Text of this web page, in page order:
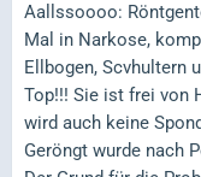
Aallssoooo:
Mal in Narkose,
Ellbogen, Scvhultern
Top!!! Sie ist frei von
wird auch keine
Geröngt wurde nach